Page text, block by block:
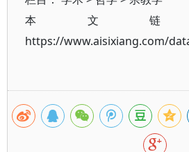
本文链
https://www.aisixiang.com/